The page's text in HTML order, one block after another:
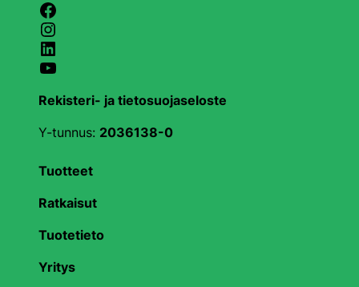
Facebook
Instagram
LinkedIn
YouTube
Rekisteri- ja tietosuojaseloste
Y-tunnus: 2036138-0
Tuotteet
Ratkaisut
Tuotetieto
Yritys